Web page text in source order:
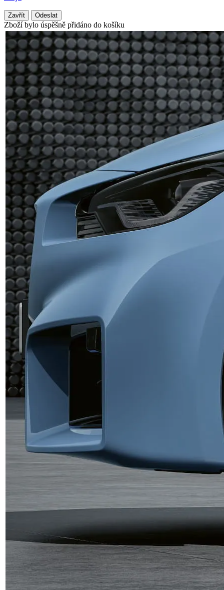
Zavřít Odeslat
Zboží bylo úspěšně přidáno do košíku